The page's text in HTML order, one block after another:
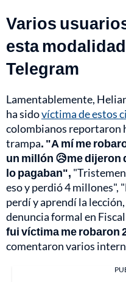
Varios
esta
Telegram
Lamentablemente,
ha sidovíctima de estos
colombianos reportaron
trampa. "A mí me
un millón 😥me dijeron
lo pagaban",
eso y perdió 4 millones",
perdí y aprendí la
denuncia formal en
fui víctima me robaron
comentaron varios